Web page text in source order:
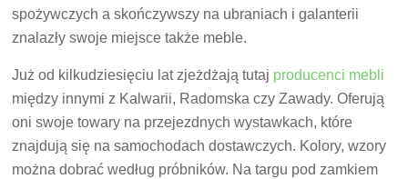
spożywczych a skończywszy na ubraniach i galanterii
znalazły swoje miejsce także meble.
Już od kilkudziesięciu lat zjeżdżają tutaj producenci mebli
między innymi z Kalwarii, Radomska czy Zawady. Oferują
oni swoje towary na przejezdnych wystawkach, które
znajdują się na samochodach dostawczych. Kolory, wzory
można dobrać według próbników. Na targu pod zamkiem